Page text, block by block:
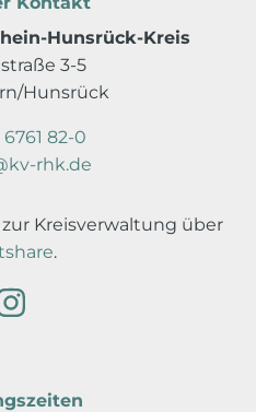
Hunsrück-Kreis
3-5
Hunsrück
82-0
rhk.de
Kreisverwaltung über
.